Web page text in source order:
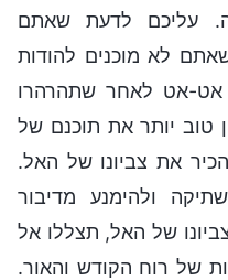
עליכם לדעת שאתם
לא מוכנים להודות
אט-אט לאחר שתהרהרו
טוב יותר את תוכנם של
את צביונו של האל.
ולהימנע מדיבור
של האל, תצללו אל
של רוח הקודש והאור.